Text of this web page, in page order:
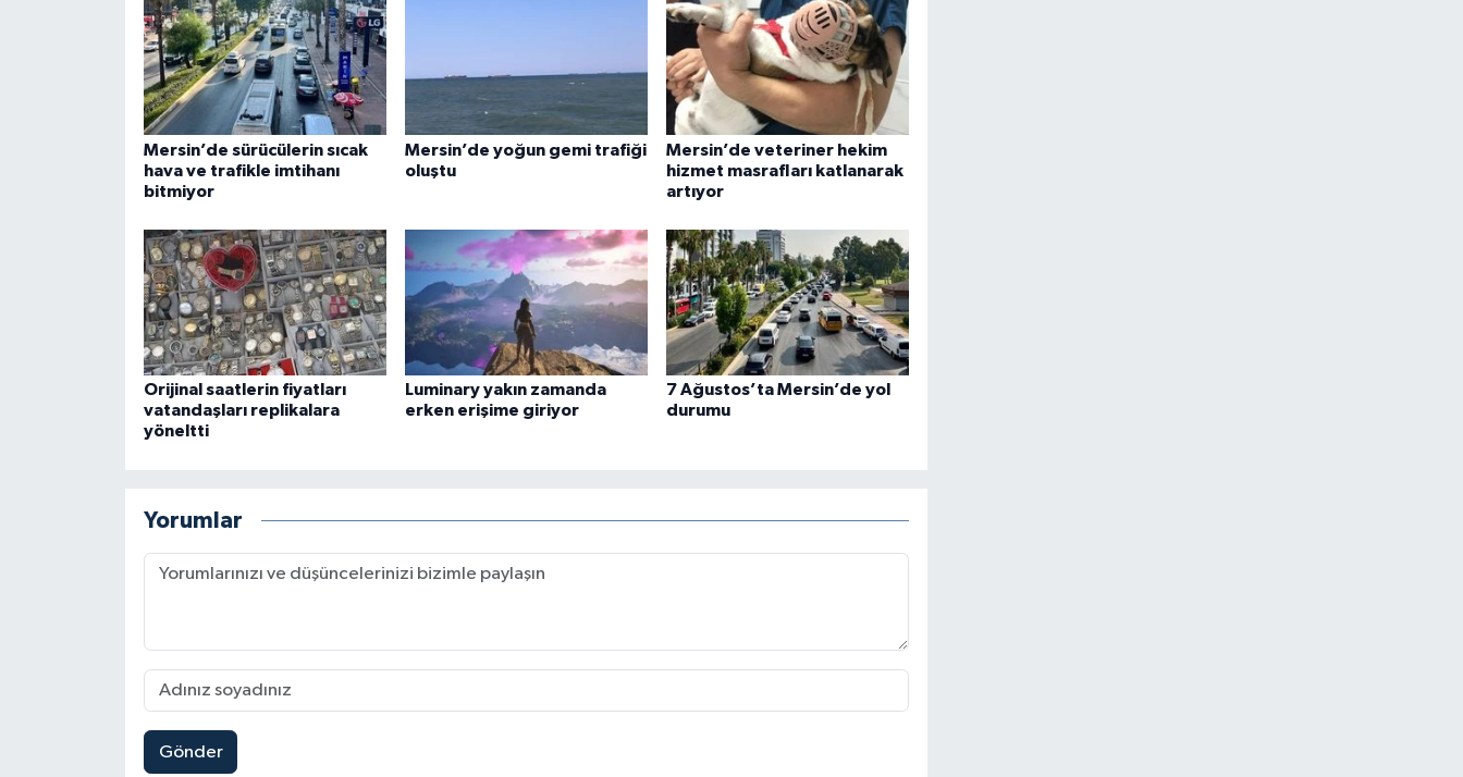
Mersin’de sürücülerin sıcak
hava ve trafikle imtihanı
bitmiyor
Mersin’de yoğun gemi trafiği
oluştu
Mersin’de veteriner hekim
hizmet masrafları katlanarak
artıyor
Orijinal saatlerin fiyatları
vatandaşları replikalara
yöneltti
Luminary yakın zamanda
erken erişime giriyor
7 Ağustos’ta Mersin’de yol
durumu
Yorumlar
Gönder